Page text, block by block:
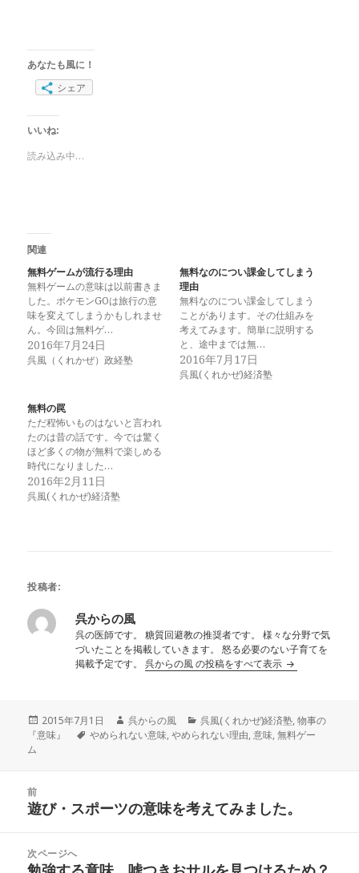
あなたも風に！
シェア
いいね:
読み込み中…
関連
無料ゲームが流行る理由
無料ゲームの意味は以前書きま
した。ポケモンGOは旅行の意
味を変えてしまうかもしれませ
ん。今回は無料ゲ…
2016年7月24日
呉風（くれかぜ）政経塾
無料なのについ課金してしまう
理由
無料なのについ課金してしまう
ことがあります。その仕組みを
考えてみます。簡単に説明する
と、途中までは無…
2016年7月17日
呉風(くれかぜ)経済塾
無料の罠
ただ程怖いものはないと言われ
たのは昔の話です。今では驚く
ほど多くの物が無料で楽しめる
時代になりました…
2016年2月11日
呉風(くれかぜ)経済塾
投稿者:
呉からの風
呉の医師です。 糖質回避教の推奨者です。 様々な分野で気
づいたことを掲載していきます。 怒る必要のない子育てを
掲載予定です。呉からの風 の投稿をすべて表示
投
稿
2015年7月1日
作
成
呉からの風
カ
テ
呉風(くれかぜ)経済塾,物事の
『意味』
タ
やめられない意味,やめられない理由,意味,無料ゲー
ム
前
前
投
稿:
遊び・スポーツの意味を考えてみました。
次ページへ
次